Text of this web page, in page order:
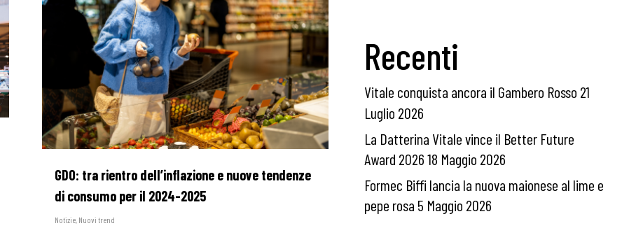
GDO: tra rientro dell’inflazione e nuove tendenze
di consumo per il 2024-2025
Notizie, Nuovi trend
Recenti
Vitale conquista ancora il Gambero Rosso 21
Luglio 2026
La Datterina Vitale vince il Better Future
Award 2026 18 Maggio 2026
Formec Biffi lancia la nuova maionese al lime e
pepe rosa 5 Maggio 2026